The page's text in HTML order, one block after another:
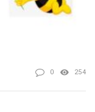
0 254